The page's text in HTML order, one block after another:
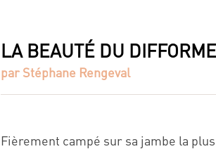
LA BEAUTÉ DU DIFFORME
par Stéphane Rengeval
Fièrement campé sur sa jambe la